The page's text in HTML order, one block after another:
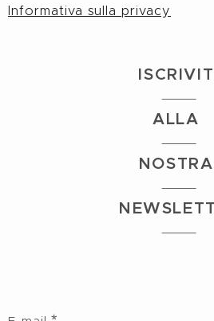
Informativa sulla privacy
IS
ALLA
NOSTRA